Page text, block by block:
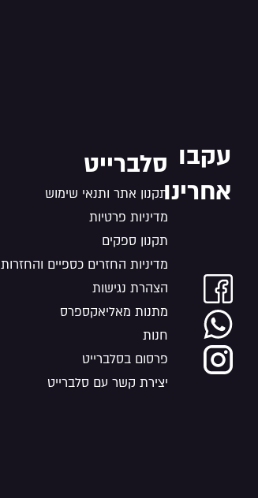
עקבו
אחרינו
סלברייט
תקנון אתר ותנאי שימוש
מדיניות פרטיות
תקנון ספקים
מדיניות החזרים כספיים והחזרות
הצהרת נגישות
מתנות מאליאקספרס
חנות
פרסום בסלברייט
יצירת קשר עם סלברייט